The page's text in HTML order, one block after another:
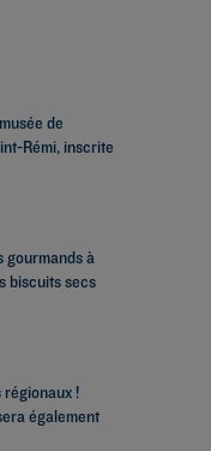
de
Rémi, inscrite
gourmands à
biscuits secs
régionaux !
également